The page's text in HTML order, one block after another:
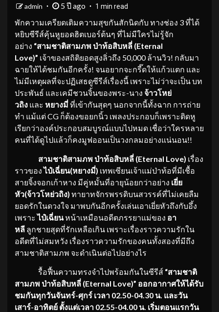
admin 5 ปี ago 1 min read
พักความเครียดเติมความสุขกันสักนิดกับ ทางช่อง 3 ที่ได้
หยิบซีรีส์คุ้นหูยอดฮิตเบอร์ต้นๆ ที่ไม่มีใครไม่รู้จัก
อย่าง “สามชาติสามภพ ป่าท้อสิบหลี่ (Eternal
Love)” เจ้าของสถิติยอดสูงลิ่วถึง 50,000 ล้านวิว! กลับมา
ฉายให้ได้ชมกันอีกครั้ง! จนอยากจะกรี๊ดให้แก้วแตก และ
ไม่มีเหตุผลที่จะปฏิเสธดูซีรีส์เรื่องนี้ เพราะไม่ว่าจะเป็น บท
ประพันธ์ และเคมีชวนจิ้นของพระ-นาง จ้าวโหย่
วถิง และ หยางมี่ที่เข้ากันสุดๆ นอกจากนี้ทั้งฉาก การถ่าย
ทำ แม้แต่ CG ก็ต้องขอยกนิ้ว เพลงประกอบก็เพราะติดหู
เรียกว่าองค์ประกอบสมบูรณ์แบบไปหมด เชื่อว่าใครหลาย
คนที่ได้ดูไปแล้วก็คงมูฟออนเป็นวงกลมอย่างแน่นอน!!
สามชาติสามภพ ป่าท้อสิบหลี่ (Eternal Love) เรื่อง
ราวของไป๋เฉี่ยน(หยางมี่) เทพเซียนเจ้าแม่ป่าท้อที่มีเชื้อ
สายจิ้งจอกเก้าหาง มีคู่หมั้นที่อายุน้อยกว่าอย่าง เยี่ย
หัว(จ้าวโหย่วถิง) ทายาทจักรพรรดิบนสวรรค์ที่ไม่เคยลืม
ยอดรักในดวงใจ มาพบกันอีกครั้งเล่นเอาเยี่ยหัวถึงกับอึ้ง
เพราะไป๋เฉี่ยนหน้าเหมือนอดีตภรรยาแม่ของ อา
หลี ลูกชายสุดที่รักเหลือเกิน เพราะเรื่องราวความรักใน
อดีตที่ไม่สมหวัง เรื่องราวความรักของคนทั้งสองที่มีถึง
สามชาติสามภพ จะดำเนินต่อไปอย่างไร
รื้อฟื้นความทรงจำไปพร้อมกันในซีรีส์ “สามชาติ
สามภพ ป่าท้อสิบหลี่ (Eternal Love)” ออกอากาศให้ได้รับ
ชมกันทุกวันจันทร์-ศุกร์ เวลา 02.50-04.30 น. และวัน
เสาร์-อาทิตย์ ตั้งแต่เวลา 02.55-04.00 น. เริ่มตอนแรกวัน